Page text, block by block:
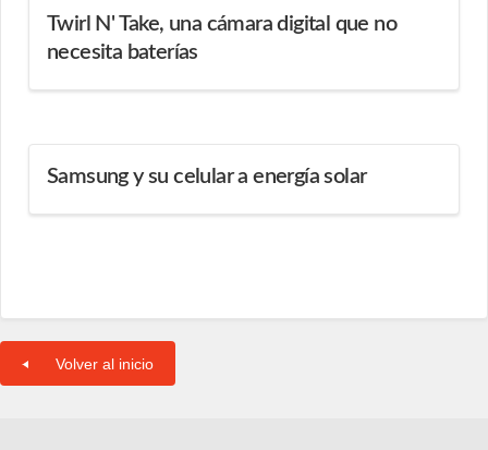
Twirl N' Take, una cámara digital que no
necesita baterías
Samsung y su celular a energía solar
Volver al inicio